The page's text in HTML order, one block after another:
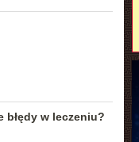
błędy w leczeniu?